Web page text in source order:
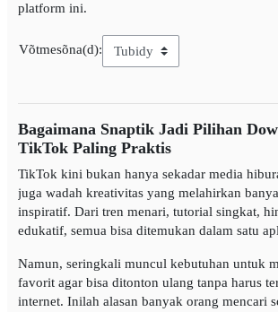
platform ini.
Võtmesõna(d):
Bagaimana Snaptik Jadi Pilihan
TikTok Paling Praktis
TikTok kini bukan hanya sekadar media
juga wadah kreativitas yang melahirkan
inspiratif. Dari tren menari, tutorial singkat,
edukatif, semua bisa ditemukan dalam satu
Namun, seringkali muncul kebutuhan untuk
favorit agar bisa ditonton ulang tanpa harus
internet. Inilah alasan banyak orang mencari